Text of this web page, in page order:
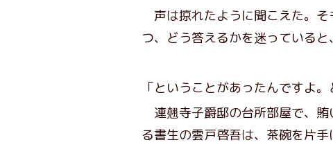
声は掠れたように聞こえた。
つ、どう答えるかを迷っている
「ということがあったんですよ
連翹寺子爵邸の台所部屋で、
る書生の雲戸啓吾は、茶碗を片手